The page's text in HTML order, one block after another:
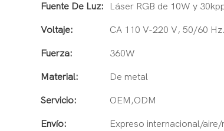
Fuente De Luz: Láser RGB de 10W y
Voltaje: CA 110 V-220 V, 50/60 Hz.
Fuerza: 360W
Material: De metal
Servicio: OEM,ODM
Envío: Expreso internacional/aire/